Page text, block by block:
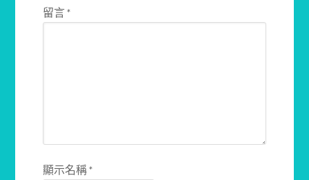
留言*
顯示名稱*